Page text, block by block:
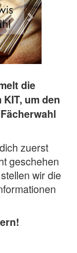
die
um den
zuerst
geschehen
wir die